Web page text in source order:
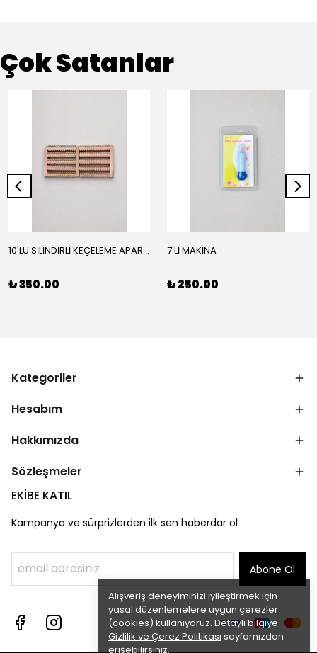
Alışveriş deneyiminizi iyileştirmek için
yasal düzenlemelere uygun çerezler
(cookies) kullanıyoruz. Detaylı bilgiye
Gizlilik ve Çerez Politikası sayfamızdan
erişebilirsiniz.
Çok Satanlar
10'LU SİLİNDİRLİ KEÇELEME APARATI
₺ 350.00
7'Lİ MAKİNA
₺ 250.00
Kategoriler
Hesabım
Hakkımızda
Sözleşmeler
EKİBE KATIL
Kampanya ve sürprizlerden ilk sen haberdar ol
Abone Ol